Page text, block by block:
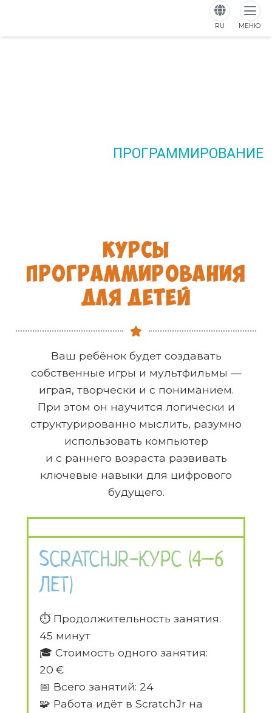
RU МЕНЮ
ПРОГРАММИРОВАНИЕ
КУРСЫ
ПРОГРАММИРОВАНИЯ
ДЛЯ ДЕТЕЙ
Ваш ребёнок будет создавать
собственные игры и мультфильмы —
играя, творчески и с пониманием.
При этом он научится логически и
структурированно мыслить, разумно
использовать компьютер
и с раннего возраста развивать
ключевые навыки для цифрового
будущего.
SCRATCHJR-КУРС (4–6
ЛЕТ)
⏱ Продолжительность занятия:
45 минут
🎓 Стоимость одного занятия:
20 €
📅 Всего занятий: 24
🧩 Работа идёт в ScratchJr на